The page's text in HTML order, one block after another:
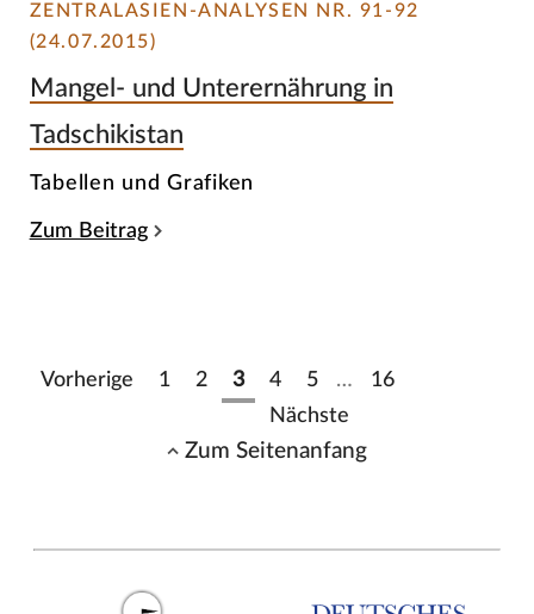
ZENTRALASIEN-ANALYSEN NR. 91-92
(24.07.2015)
Mangel- und Unterernährung in
Tadschikistan
Tabellen und Grafiken
Zum Beitrag
Vorherige 1 2 3 4 5 …
16
Nächste
Zum Seitenanfang